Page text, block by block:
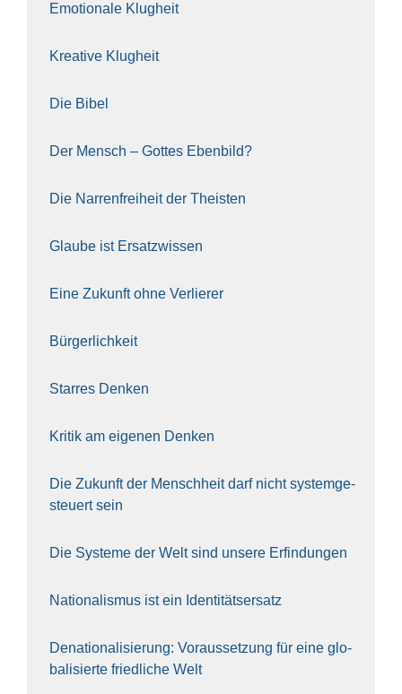
Emo­tio­na­le Klug­heit
Krea­ti­ve Klug­heit
Die Bibel
Der Mensch – Got­tes Eben­bild?
Die Nar­ren­frei­heit der The­is­ten
Glau­be ist Ersatz­wis­sen
Eine Zukunft ohne Ver­lie­rer
Bür­ger­lich­keit
Star­res Den­ken
Kri­tik am eige­nen Den­ken
Die Zukunft der Mensch­heit darf nicht sys­tem­ge­
steu­ert sein
Die Sys­te­me der Welt sind unse­re Erfin­dun­gen
Natio­na­lis­mus ist ein Iden­ti­täts­er­satz
Dena­tio­na­li­sie­rung: Vor­aus­set­zung für eine glo­
ba­li­sier­te fried­li­che Welt